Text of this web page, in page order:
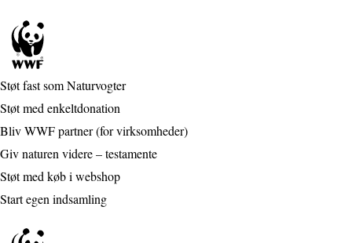
Støt fast som Naturvogter
Støt med enkeltdonation
Bliv WWF partner (for virksomheder)
Giv naturen videre – testamente
Støt med køb i webshop
Start egen indsamling